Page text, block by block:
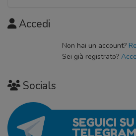
Accedi
Non hai un account?
Sei già registrato?
Socials